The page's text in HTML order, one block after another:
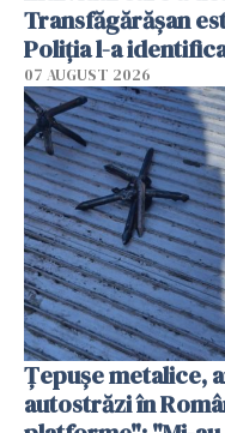
Transfăgărășan
Poliția l-a
07 AUGUST 2026
Țepușe metalice,
autostrăzi în